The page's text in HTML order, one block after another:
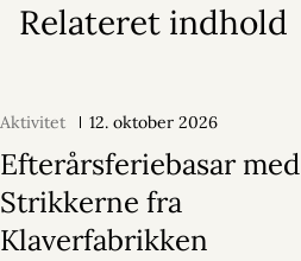
Relateret indhold
Aktivitet 12. oktober 2026
Efterårsferiebasar med
Strikkerne fra
Klaverfabrikken